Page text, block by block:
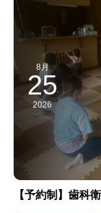
8月
25
2026
【予約制】歯科